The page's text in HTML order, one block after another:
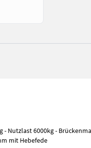
mit Hebefede